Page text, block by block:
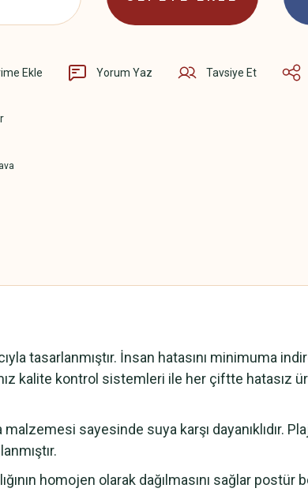
Yorum Yaz Tavsiye Et
tasarlanmıştır. İnsan hatasını minimuma
kalite kontrol sistemleri ile her çiftte hatasız
sayesinde suya karşı dayanıklıdır.
homojen olarak dağılmasını sağlar postür